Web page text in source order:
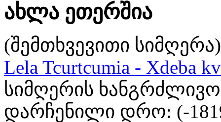
ახლა ეთერშია
(შემთხვევითი სიმღერა)
Lela Tcurtcumia - Xdeba
სიმღერის
დარჩენილი დრო: (-